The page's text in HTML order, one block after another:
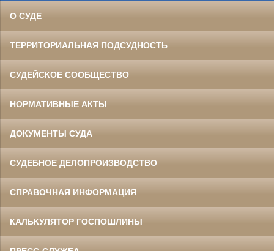
О СУДЕ
ТЕРРИТОРИАЛЬНАЯ ПОДСУДНОСТЬ
СУДЕЙСКОЕ СООБЩЕСТВО
НОРМАТИВНЫЕ АКТЫ
ДОКУМЕНТЫ СУДА
СУДЕБНОЕ ДЕЛОПРОИЗВОДСТВО
СПРАВОЧНАЯ ИНФОРМАЦИЯ
КАЛЬКУЛЯТОР ГОСПОШЛИНЫ